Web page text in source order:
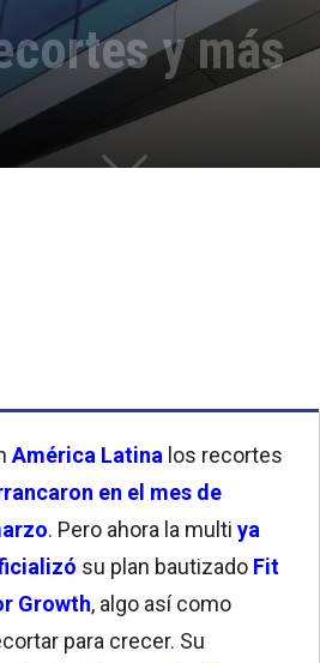
y más
América Latina los recortes
en el mes de
. Pero ahora la multi ya
su plan bautizado Fit
Growth, algo así como
para crecer. Su